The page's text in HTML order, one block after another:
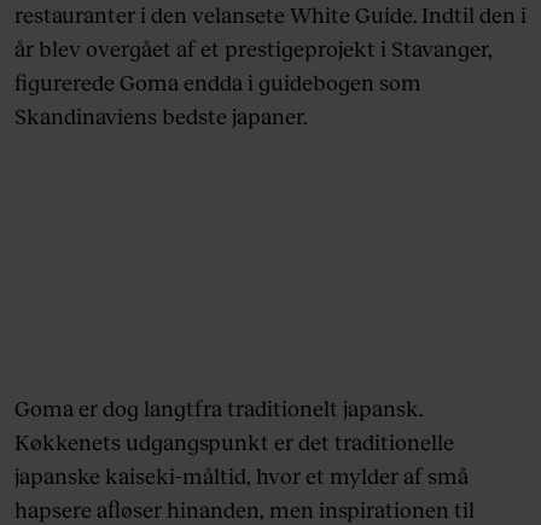
restauranter i den velansete White Guide. Indtil den i
år blev overgået af et prestigeprojekt i Stavanger,
figurerede Goma endda i guidebogen som
Skandinaviens bedste japaner.
Goma er dog langtfra traditionelt japansk.
Køkkenets udgangspunkt er det traditionelle
japanske kaiseki-måltid, hvor et mylder af små
hapsere afløser hinanden, men inspirationen til